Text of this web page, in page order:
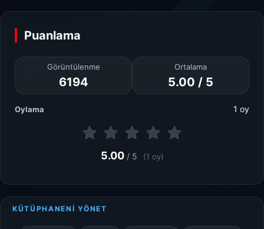
KÜTÜPHANENİ YÖNET
Puanlama
Görüntülenme
6194
Ortalama
5.00 / 5
Oylama 1 oy
5.00/ 5 (1 oy)